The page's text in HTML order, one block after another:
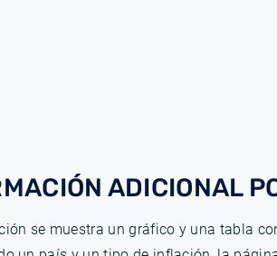
ADICIONAL
se muestra un gráfico y una tabla